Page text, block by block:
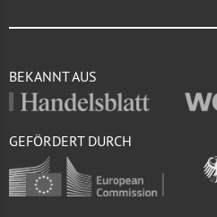
BEKANNT AUS
GEFÖRDERT DURCH